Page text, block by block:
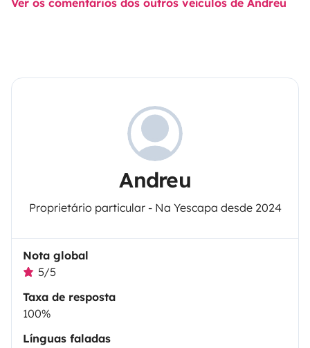
Andreu
Proprietário particular - Na Yescapa desde 2024
Nota global
5/5
Taxa de resposta
100%
Línguas faladas